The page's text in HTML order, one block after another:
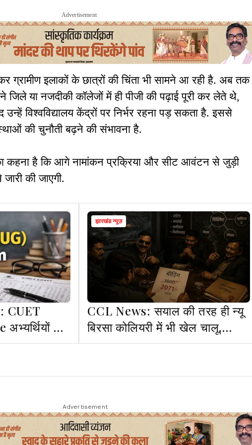
Advertisement
ग्रामीण इलाकों के छात्रों की चिंता भी सामने आ रही है. अब तक
जिले या नजदीकी कॉलेजों में ही पीजी की पढ़ाई पूरी कर लेते थे,
विश्वविद्यालय केंद्रों पर निर्भर रहना पड़ सकता है. इससे
की चुनौती बढ़ने की संभावना है.
का कहना है कि आगे नामांकन प्रक्रिया और सीट आवंटन से जुड़ी
की जाएगी.
CUET
के
7 जून को होगी
झारखंड न्यूज़
CCL News: सयाल की तरह ही न्यू
बिरसा कोलियरी में भी खेल चालू,
3000 की जगह 2071 रुपया में
Advertisement